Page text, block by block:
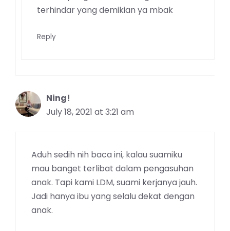
terhindar yang demikian ya mbak
Reply
Ning!
July 18, 2021 at 3:21 am
Aduh sedih nih baca ini, kalau suamiku
mau banget terlibat dalam pengasuhan
anak. Tapi kami LDM, suami kerjanya jauh.
Jadi hanya ibu yang selalu dekat dengan
anak.